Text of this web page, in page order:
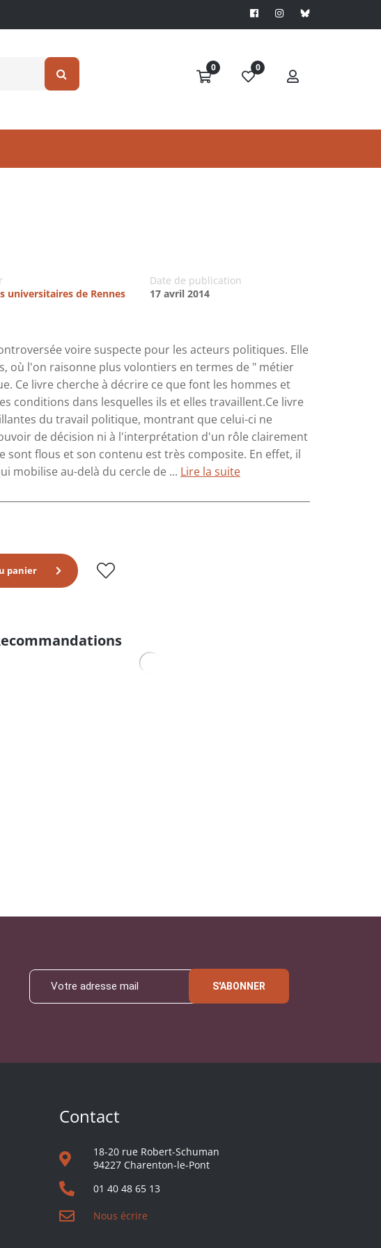
0 0
universitaires de Rennes
Date de publication
17 avril 2014
voire suspecte pour les acteurs politiques. Elle
où l'on raisonne plus volontiers en termes de " métier
Ce livre cherche à décrire ce que font les hommes et
conditions dans lesquelles ils et elles travaillent.Ce livre
du travail politique, montrant que celui-ci ne
de décision ni à l'interprétation d'un rôle clairement
flous et son contenu est très composite. En effet, il
mobilise au-delà du cercle de ... Lire la suite
panier
S'ABONNER
Contact
18-20 rue Robert-Schuman
94227 Charenton-le-Pont
01 40 48 65 13
Nous écrire